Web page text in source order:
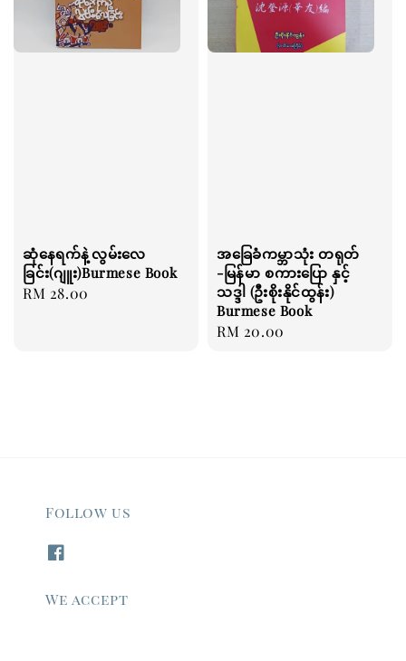
ဆုံနေရက်နဲ့လွမ်းလေ
ခြင်း(ဂျူး)Burmese Book
Regular
RM 28.00
အခြေခံကမ္ဘာသုံး တရုတ်
-မြန်မာ စကားပြော နှင့်
သဒ္ဒါ (ဦးစိုးနိုင်ထွန်း)
Burmese Book
Regular
RM 20.00
Follow us
We accept